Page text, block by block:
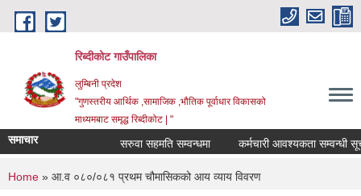
Skip to main content
रिब्दीकोट गाउँपालिका
लुम्बिनी प्रदेश
"गुणस्तरीय आर्थिक ,सामाजिक ,भौतिक पूर्वाधार विकासको
माध्यमबाट समृद्ध रिब्दीकोट | "
समाचार सरुवा सहमति सम्वन्धमा कर्मचारी आवश्यकता सम्वन्धी सूचना
You are here
Home » आ.व ०८०/०८१ प्रथम चौमासिकको आय व्याय विवरण